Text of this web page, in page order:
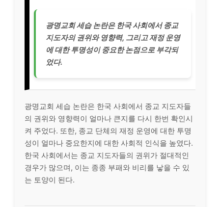
광명교회 세습 논란은 한국 사회에서 종교
지도자의 권위와 영향력, 그리고 재정 운영
에 대한 투명성이 중요한 논점으로 부각되
었다.
광명교회 세습 논란은 한국 사회에서 종교 지도자들
의 권위와 영향력이 얼마나 큰지를 다시 한번 확인시
켜 주었다. 또한, 종교 단체의 재정 운영에 대한 투명
성이 얼마나 중요한지에 대한 사회적 인식을 높였다.
한국 사회에서는 종교 지도자들의 권위가 절대적인
경우가 많으며, 이는 종종 부패와 비리를 낳을 수 있
는 토양이 된다.